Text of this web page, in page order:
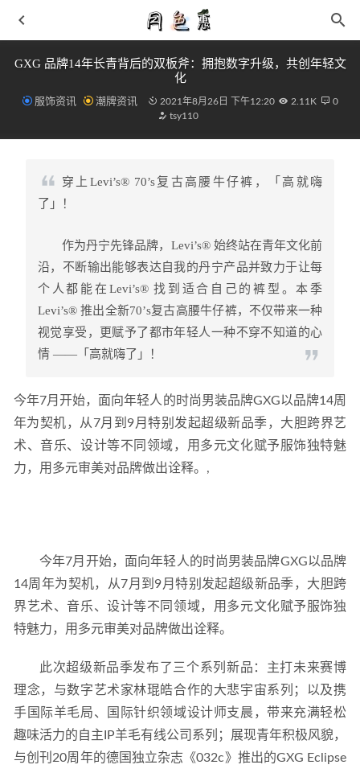
GXG 品牌14年长青背后的双板斧：拥抱数字升级，共创年轻文
化
服饰资讯 潮牌资讯 2021年8月26日 下午12:20 2.11K
0
tsy110
穿上Levi’s® 70’s复古高腰牛仔裤，「高就嗨
了」！
作为丹宁先锋品牌，Levi’s® 始终站在青年文化前
沿，不断输出能够表达自我的丹宁产品并致力于让每
个人都能在Levi’s® 找到适合自己的裤型。本季
Levi’s® 推出全新70’s复古高腰牛仔裤，不仅带来一种
视觉享受，更赋予了都市年轻人一种不穿不知道的心
情 ——「高就嗨了」！
今年7月开始，面向年轻人的时尚男装品牌GXG以品牌14周
年为契机，从7月到9月特别发起超级新品季，大胆跨界艺
术、音乐、设计等不同领域，用多元文化赋予服饰独特魅
力，用多元审美对品牌做出诠释。,
今年7月开始，面向年轻人的时尚男装品牌GXG以品牌
14周年为契机，从7月到9月特别发起超级新品季，大胆跨
界艺术、音乐、设计等不同领域，用多元文化赋予服饰独
特魅力，用多元审美对品牌做出诠释。
此次超级新品季发布了三个系列新品：主打未来赛博
理念，与数字艺术家林琨皓合作的大悲宇宙系列；以及携
手国际羊毛局、国际针织领域设计师支晨，带来充满轻松
趣味活力的自主IP羊毛有线公司系列；展现青年积极风貌，
与创刊20周年的德国独立杂志《032c》推出的GXG Eclipse
拉塞尔全新 PE 配色全城 9 “Bluegrass State”鞋款抢先预览
大 JB 上脚 PE 越看越香！国内什么时候能发售啊… 2021-
04-03
安踏旗下实战篮球鞋轻骑兵6测评 是否耐磨 2021-04-19
今年流行什么帽子 棒球帽永不过时 2019-05-27
TOMWOOD x SUICOKE 全新联名凉鞋系列即将开催 2021-
06-03